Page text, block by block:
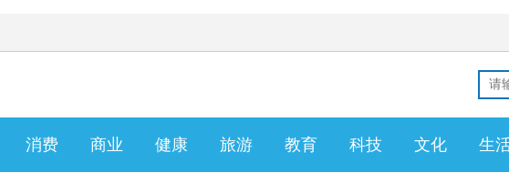
消费 商业 健康 旅游 教育 科技 文化 生